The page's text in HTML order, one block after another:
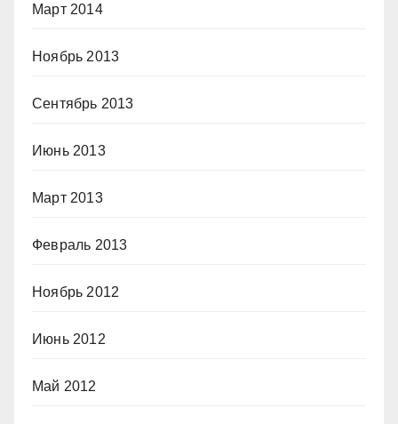
Март 2014
Ноябрь 2013
Сентябрь 2013
Июнь 2013
Март 2013
Февраль 2013
Ноябрь 2012
Июнь 2012
Май 2012